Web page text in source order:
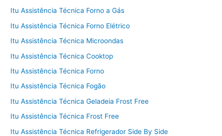
Itu Assistência Técnica Forno a Gás
Itu Assistência Técnica Forno Elétrico
Itu Assistência Técnica Microondas
Itu Assistência Técnica Cooktop
Itu Assistência Técnica Forno
Itu Assistência Técnica Fogão
Itu Assistência Técnica Geladeia Frost Free
Itu Assistência Técnica Frost Free
Itu Assistência Técnica Refrigerador Side By Side